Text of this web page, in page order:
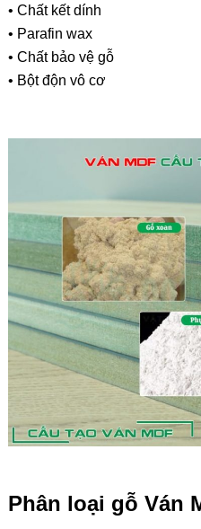
• Chất kết dính
• Parafin wax
• Chất bảo vệ gỗ
• Bột độn vô cơ
Phân loại gỗ Ván